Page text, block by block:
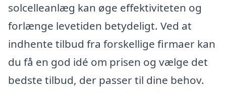
solcelleanlæg kan øge effektiviteten og
forlænge levetiden betydeligt. Ved at
indhente tilbud fra forskellige firmaer kan
du få en god idé om prisen og vælge det
bedste tilbud, der passer til dine behov.